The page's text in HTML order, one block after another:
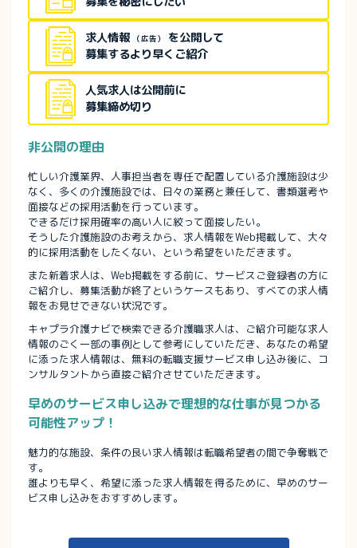
求人情報 （広告）
を公開して
募集するより早くご紹介
人気求人は公開前に
募集締め切り
非公開の理由
忙しい介護業界、人事担当者を専任で配置している介護施設は少
なく、多くの介護施設では、日々の業務と兼任して、書類選考や
面接などの採用活動を行っています。
できるだけ採用確率の高い人に絞って面接したい。
そうした介護施設のお考えから、求人情報をWeb掲載して、大々
的に採用活動をしたくない、という希望をいただきます。
また新着求人は、Web掲載をする前に、サービスご登録者の方に
ご紹介し、募集活動が終了というケースもあり、すべての求人情
報をお見せできない状況です。
キャプラ介護ナビで検索できる介護職求人は、ご紹介可能な求人
情報のごく一部の事例として参考にしていただき、あなたの希望
に添った求人情報は、無料の転職支援サービス申し込み後に、コ
ンサルタントから直接ご紹介させていただきます。
早めのサービス申し込みで理想的な仕事が見つかる
可能性アップ！
魅力的な施設、条件の良い求人情報は転職希望者の間で争奪戦で
す。
誰よりも早く、希望に添った求人情報を得るために、早めのサー
ビス申し込みをおすすめします。